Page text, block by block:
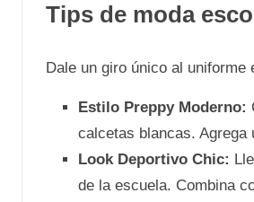
Tips de moda
Dale un giro único al
Estilo Preppy Moderno:
calcetas blancas. Agrega
Look Deportivo Chic:
de la escuela. Combina